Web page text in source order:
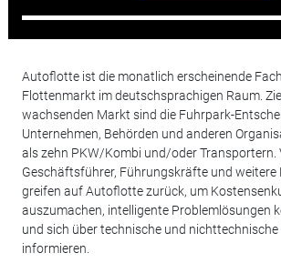
Autoflotte ist die monatlich erscheinende
Flottenmarkt im deutschsprachigen Raum.
wachsenden Markt sind die Fuhrpark-
Unternehmen, Behörden und anderen
als zehn PKW/Kombi und/oder Transportern.
Geschäftsführer, Führungskräfte und weitere
greifen auf Autoflotte zurück, um
auszumachen, intelligente Problemlösungen
und sich über technische und
informieren.